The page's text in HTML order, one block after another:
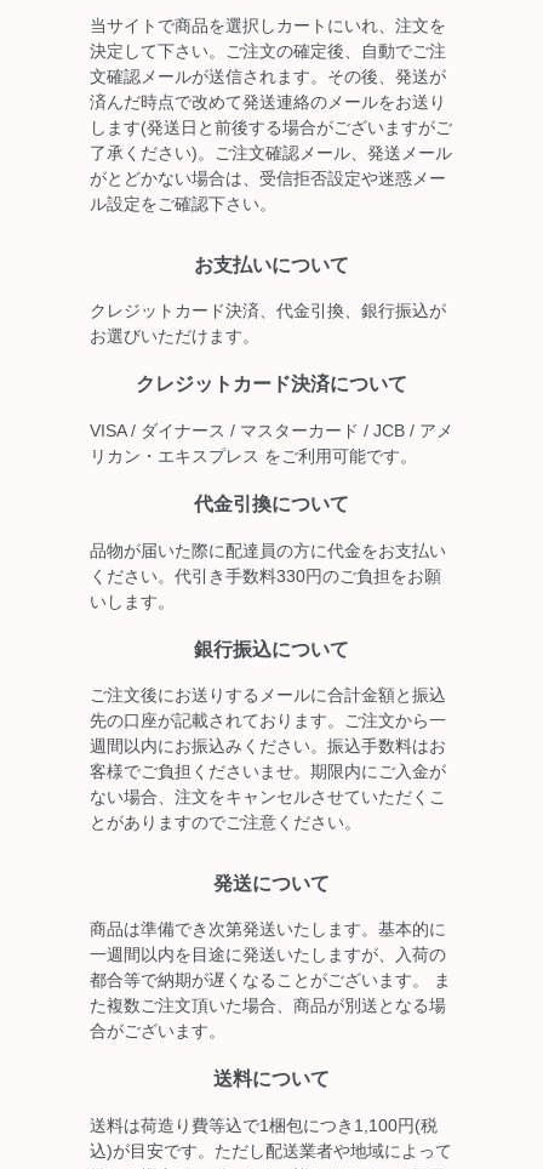
当サイトで商品を選択しカートにいれ、注文を
決定して下さい。ご注文の確定後、自動でご注
文確認メールが送信されます。その後、発送が
済んだ時点で改めて発送連絡のメールをお送り
します(発送日と前後する場合がございますがご
了承ください)。ご注文確認メール、発送メール
がとどかない場合は、受信拒否設定や迷惑メー
ル設定をご確認下さい。
お支払いについて
クレジットカード決済、代金引換、銀行振込が
お選びいただけます。
クレジットカード決済について
VISA / ダイナース / マスターカード / JCB / アメ
リカン・エキスプレス をご利用可能です。
代金引換について
品物が届いた際に配達員の方に代金をお支払い
ください。代引き手数料330円のご負担をお願
いします。
銀行振込について
ご注文後にお送りするメールに合計金額と振込
先の口座が記載されております。ご注文から一
週間以内にお振込みください。振込手数料はお
客様でご負担くださいませ。期限内にご入金が
ない場合、注文をキャンセルさせていただくこ
とがありますのでご注意ください。
発送について
商品は準備でき次第発送いたします。基本的に
一週間以内を目途に発送いたしますが、入荷の
都合等で納期が遅くなることがございます。 ま
た複数ご注文頂いた場合、商品が別送となる場
合がございます。
送料について
送料は荷造り費等込で1梱包につき1,100円(税
込)が目安です。ただし配送業者や地域によって